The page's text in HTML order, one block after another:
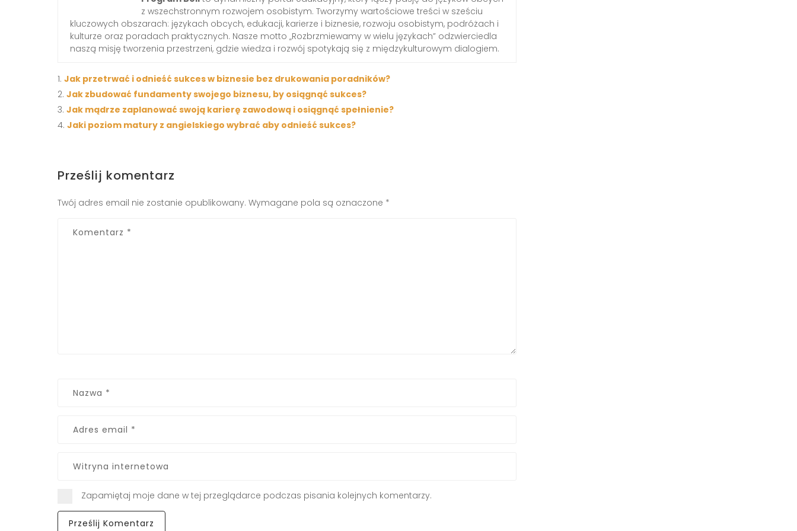
z wszechstronnym rozwojem osobistym. Tworzymy wartościowe treści w sześciu
kluczowych obszarach: językach obcych, edukacji, karierze i biznesie, rozwoju osobistym, podróżach i
kulturze oraz poradach praktycznych. Nasze motto „Rozbrzmiewamy w wielu językach” odzwierciedla
naszą misję tworzenia przestrzeni, gdzie wiedza i rozwój spotykają się z międzykulturowym dialogiem.
Jak przetrwać i odnieść sukces w biznesie bez drukowania poradników?
Jak zbudować fundamenty swojego biznesu, by osiągnąć sukces?
Jak mądrze zaplanować swoją karierę zawodową i osiągnąć spełnienie?
Jaki poziom matury z angielskiego wybrać aby odnieść sukces?
Prześlij komentarz
Twój adres email nie zostanie opublikowany. Wymagane pola są oznaczone *
Zapamiętaj moje dane w tej przeglądarce podczas pisania kolejnych komentarzy.